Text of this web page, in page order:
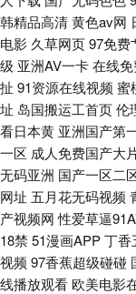
韩精品高清黄色av网
电影 久草网页97免费
级 亚洲AV一卡在线
扯 91资源在线视频 蜜
址 岛国搬运工首页伦
看日本黄 亚洲国产第
一区 成人免费国产大
无码亚洲 国产一区二
网址 五月花无码视频
产视频网 性爱草逼
18禁 51漫画APP丁香
视频 97香蕉超级碰碰
线播放观看 欧美电影